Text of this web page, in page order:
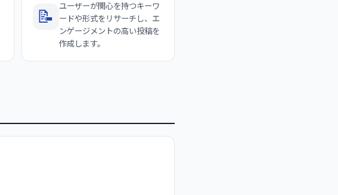
📝
ユーザーが関心を持つキーワ
ードや形式をリサーチし、エ
ンゲージメントの高い投稿を
作成します。